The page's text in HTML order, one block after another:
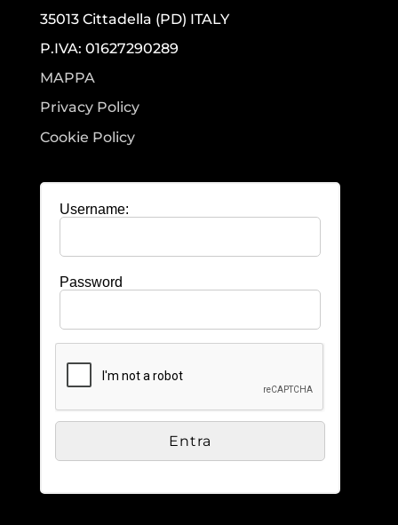
35013 Cittadella (PD) ITALY
P.IVA: 01627290289
MAPPA
Privacy Policy
Cookie Policy
Username:
Password